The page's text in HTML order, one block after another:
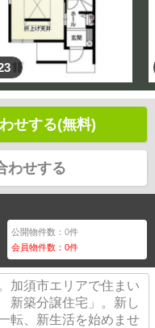
せする(無料)
わせする
公開物件数：0件
会員物件数：0件
加須市エリアで住まい
新築分譲住宅」。新し
転、新生活を始めませ